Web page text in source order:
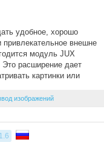
удобное, хорошо
привлекательное внешне
модуль JUX
расширение дает
картинки или
изображений